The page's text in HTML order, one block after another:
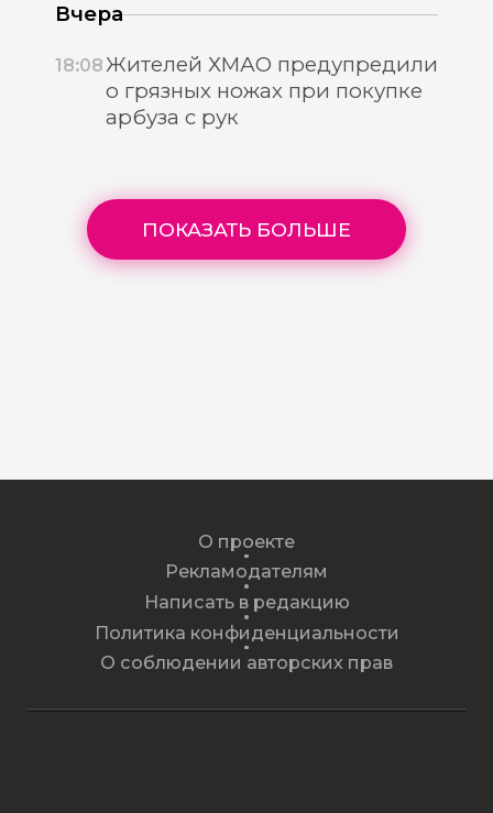
Вчера
18:08Жителей ХМАО предупредили
о грязных ножах при покупке
арбуза с рук
ПОКАЗАТЬ БОЛЬШЕ
О проекте
Рекламодателям
Написать в редакцию
Политика конфиденциальности
О соблюдении авторских прав